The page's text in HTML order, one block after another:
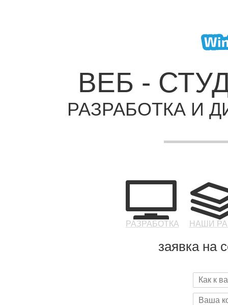
ВЕБ -
РАЗРАБОТКА И
РАЗРАБОТКА НАШИ
заявка на